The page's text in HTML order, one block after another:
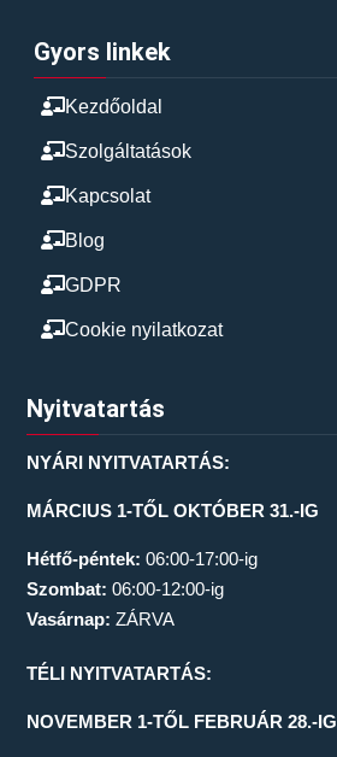
Gyors linkek
Kezdőoldal
Szolgáltatások
Kapcsolat
Blog
GDPR
Cookie nyilatkozat
Nyitvatartás
NYÁRI NYITVATARTÁS:
MÁRCIUS 1-TŐL OKTÓBER 31.-IG
Hétfő-péntek: 06:00-17:00-ig
Szombat: 06:00-12:00-ig
Vasárnap: ZÁRVA
TÉLI NYITVATARTÁS:
NOVEMBER 1-TŐL FEBRUÁR 28.-IG